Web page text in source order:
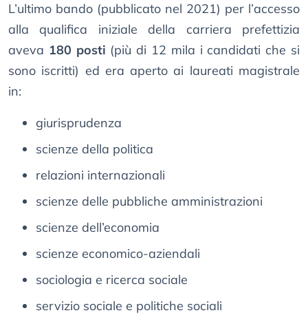
L’ultimo bando (pubblicato nel 2021) per l’accesso
alla qualifica iniziale della carriera prefettizia
aveva 180 posti (più di 12 mila i candidati che si
sono iscritti) ed era aperto ai laureati magistrale
in:
giurisprudenza
scienze della politica
relazioni internazionali
scienze delle pubbliche amministrazioni
scienze dell’economia
scienze economico-aziendali
sociologia e ricerca sociale
servizio sociale e politiche sociali